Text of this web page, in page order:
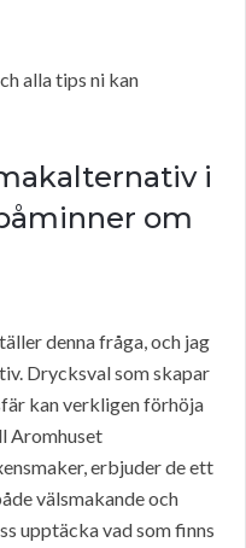
alla tips ni kan
i
om
denna fråga, och jag
Drycksval som skapar
kan verkligen förhöja
Aromhuset
erbjuder de ett
välsmakande och
upptäcka vad som finns